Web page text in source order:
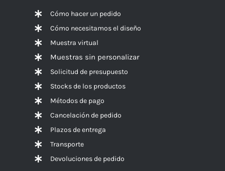
Cómo hacer un pedido
Cómo necesitamos el diseño
Muestra virtual
Muestras sin personalizar
Solicitud de presupuesto
Stocks de los productos
Métodos de pago
Cancelación de pedido
Plazos de entrega
Transporte
Devoluciones de pedido